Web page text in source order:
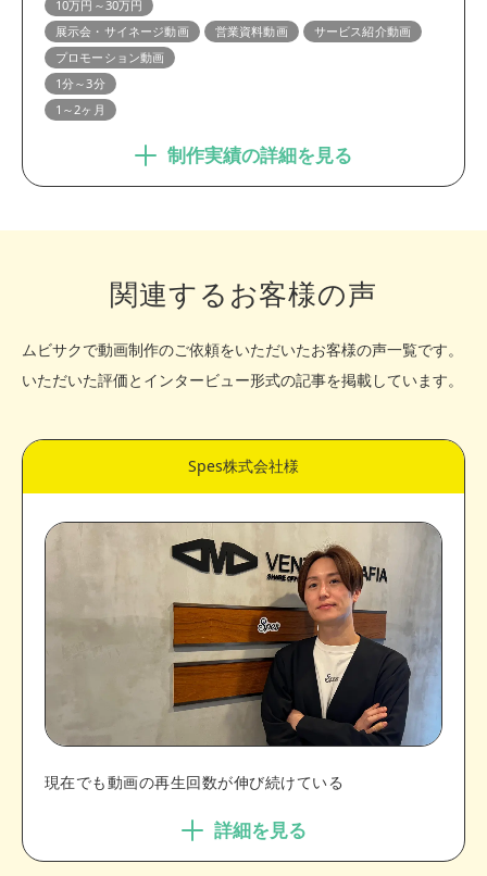
10万円～30万円
展示会・サイネージ動画
営業資料動画
サービス紹介動画
プロモーション動画
1分～3分
1～2ヶ月
制作実績の詳細を見る
関連するお客様の声
ムビサクで動画制作のご依頼をいただいたお客様の声一覧です。
いただいた評価とインタービュー形式の記事を掲載しています。
Spes株式会社様
現在でも動画の再生回数が伸び続けている
詳細を見る